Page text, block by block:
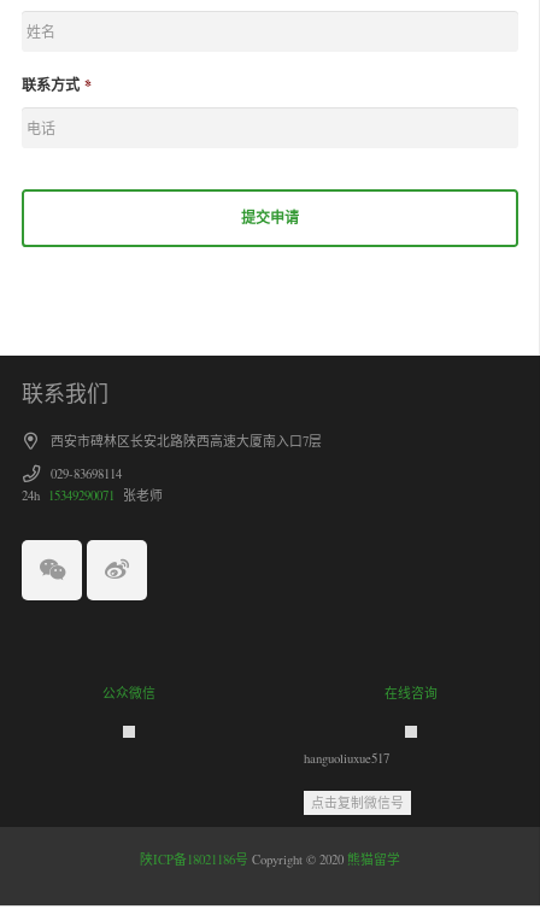
联系方式 *
联系我们
西安市碑林区长安北路陕西高速大厦南入口7层
029-83698114
24h
15349290071 张老师
公众微信 在线咨询
hanguoliuxue517
点击复制微信号
陕ICP备18021186号 Copyright © 2020 熊猫留学